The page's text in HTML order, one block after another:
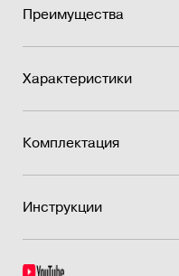
Преимущества
Характеристики
Комплектация
Инструкции